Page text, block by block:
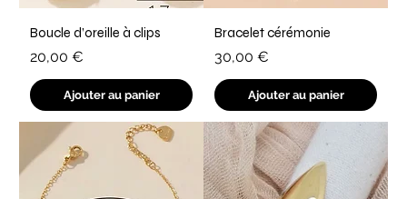
Boucle d’oreille à clips
Prix
20,00 €
Ajouter au panier
Bracelet cérémonie
Prix
30,00 €
Ajouter au panier